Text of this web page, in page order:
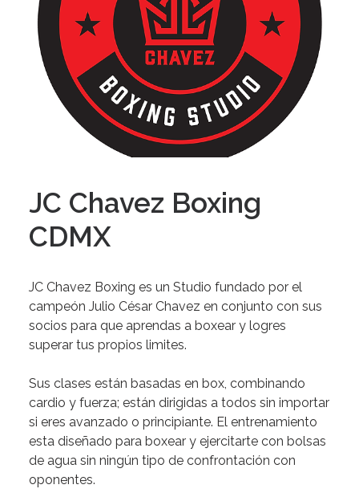
TRENDS
MORE…
JC Chavez Boxing
CDMX
JC Chavez Boxing es un Studio fundado por el
campeón Julio César Chavez en conjunto con sus
socios para que aprendas a boxear y logres
superar tus propios limites.
Sus clases están basadas en box, combinando
cardio y fuerza; están dirigidas a todos sin importar
si eres avanzado o principiante. El entrenamiento
esta diseñado para boxear y ejercitarte con bolsas
de agua sin ningún tipo de confrontación con
oponentes.